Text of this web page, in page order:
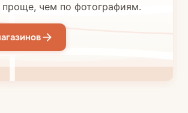
проще, чем по фотографиям.